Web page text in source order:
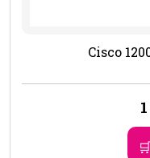
Cisco